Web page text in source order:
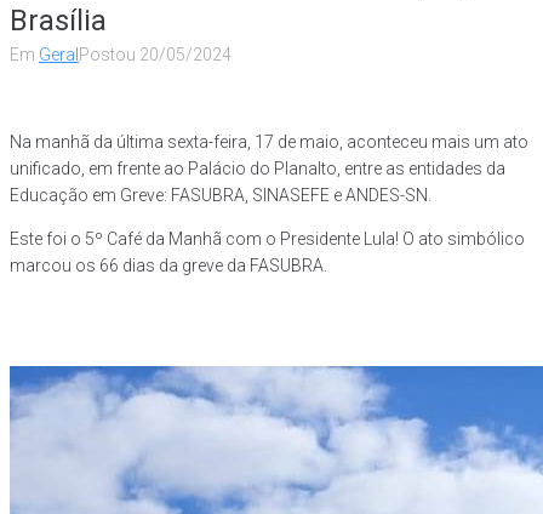
Brasília
Em Geral Postou 20/05/2024
Na manhã da última sexta-feira, 17 de maio, aconteceu mais um ato
unificado, em frente ao Palácio do Planalto, entre as entidades da
Educação em Greve: FASUBRA, SINASEFE e ANDES-SN.
Este foi o 5º Café da Manhã com o Presidente Lula! O ato simbólico
marcou os 66 dias da greve da FASUBRA.